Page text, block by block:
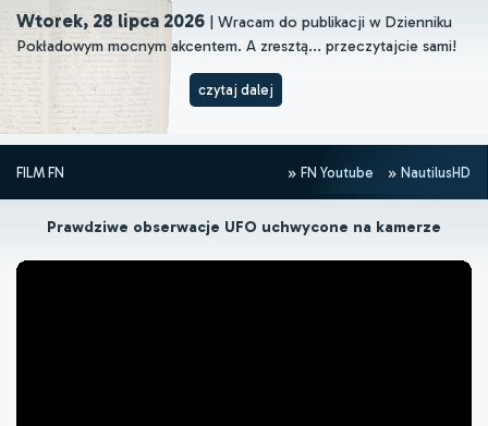
Wtorek, 28 lipca 2026 | Wracam do publikacji w Dzienniku
Pokładowym mocnym akcentem. A zresztą... przeczytajcie sami!
czytaj dalej
FILM FN FN Youtube NautilusHD
Prawdziwe obserwacje UFO uchwycone na kamerze